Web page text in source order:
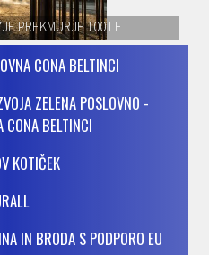
PREKMURJE 100 LET
CONA BELTINCI
ZELENA POSLOVNO -
CONA BELTINCI
KOTIČEK
IN BRODA S PODPORO EU